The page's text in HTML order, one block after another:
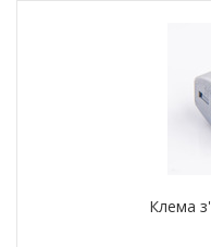
Клема